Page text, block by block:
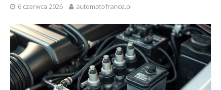
6 czerwca 2026 automotofrance.pl